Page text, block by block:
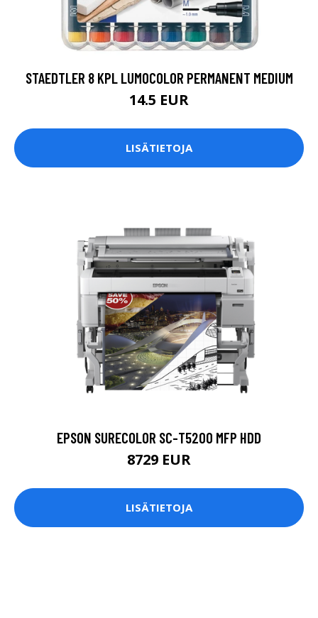
STAEDTLER 8 KPL LUMOCOLOR PERMANENT MEDIUM
14.5 EUR
LISÄTIETOJA
EPSON SURECOLOR SC-T5200 MFP HDD
8729 EUR
LISÄTIETOJA